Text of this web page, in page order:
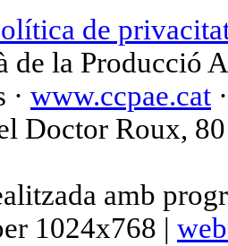
de
de la Producció
· www.ccpae.cat
Doctor Roux,
amb
1024x768 |